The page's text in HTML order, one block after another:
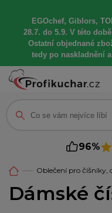
EGOchef, Giblors,
28.7. do 5.9. V této době
Ostatní objednané
tedy po naskladnění
96%
Oblečení pro číšníky,
Dámské